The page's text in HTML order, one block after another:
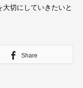
切にしていきたいと
Share